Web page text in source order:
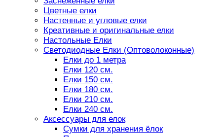
Цветные елки
Настенные и угловые елки
Креативные и оригинальные елки
Настольные Елки
Светодиодные Елки (Оптоволоконные)
Елки до 1 метра
Елки 120 см.
Елки 150 см.
Елки 180 см.
Елки 210 см.
Елки 240 см.
Аксессуары для елок
Сумки для хранения ёлок